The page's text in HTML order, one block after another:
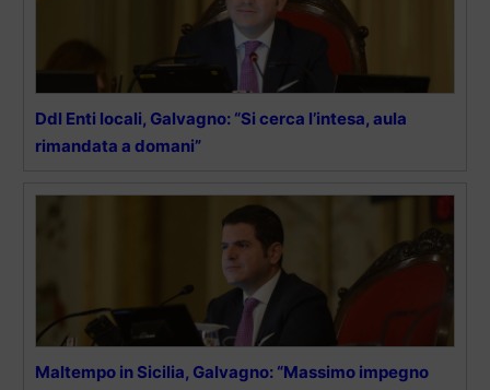
Ddl Enti locali, Galvagno: “Si cerca l’intesa, aula
rimandata a domani”
Maltempo in Sicilia, Galvagno: “Massimo impegno